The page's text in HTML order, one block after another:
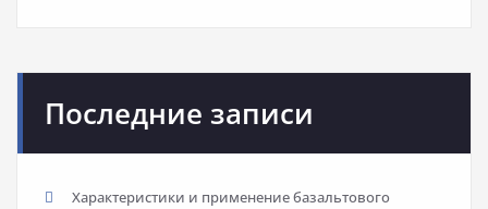
Последние записи
Характеристики и применение базальтового